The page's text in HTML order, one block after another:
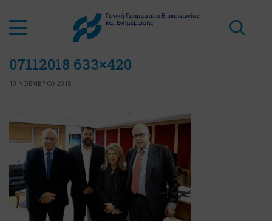
07112018 633×420
19 ΝΟΕΜΒΡΙΟΥ 2018